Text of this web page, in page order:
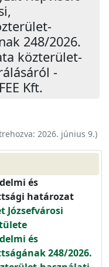
248/2026.
közterület-
-
Kft.
2026. június 9.)
és
határozat
Józsefvárosi
és
248/2026.